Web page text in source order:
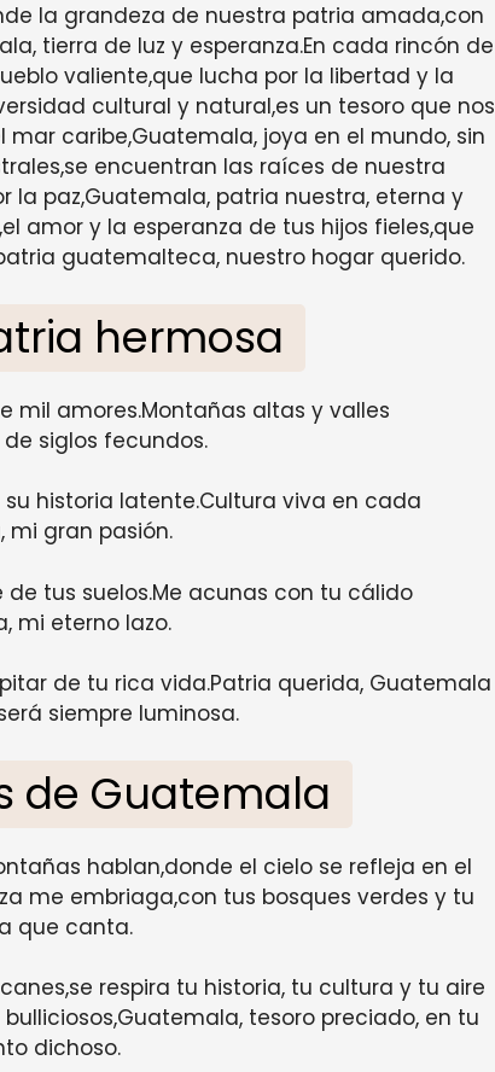
la grandeza de nuestra patria amada,con
tierra de luz y esperanza.En cada rincón de
valiente,que lucha por la libertad y la
cultural y natural,es un tesoro que nos
caribe,Guatemala, joya en el mundo, sin
encuentran las raíces de nuestra
la paz,Guatemala, patria nuestra, eterna y
amor y la esperanza de tus hijos fieles,que
guatemalteca, nuestro hogar querido.
hermosa
mil amores.Montañas altas y valles
siglos fecundos.
historia latente.Cultura viva en cada
mi gran pasión.
tus suelos.Me acunas con tu cálido
mi eterno lazo.
de tu rica vida.Patria querida, Guatemala
siempre luminosa.
de Guatemala
hablan,donde el cielo se refleja en el
me embriaga,con tus bosques verdes y tu
que canta.
respira tu historia, tu cultura y tu aire
tesoro preciado, en tu
dichoso.